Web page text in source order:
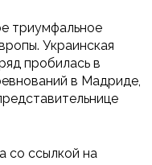
триумфальное
Украинская
пробилась в
в Мадриде,
со ссылкой на